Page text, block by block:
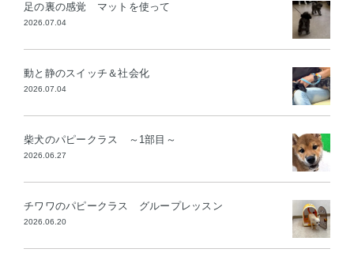
足の裏の感覚 マットを使って
2026.07.04
動と静のスイッチ＆社会化
2026.07.04
柴犬のパピークラス ～1部目～
2026.06.27
チワワのパピークラス グループレッスン
2026.06.20